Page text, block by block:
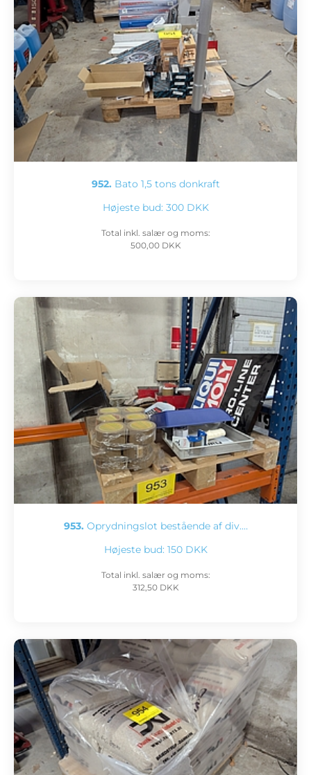
952. Bato 1,5 tons donkraft
Højeste bud: 300 DKK
Total inkl. salær og moms:
500,00 DKK
953. Oprydningslot bestående af div.…
Højeste bud: 150 DKK
Total inkl. salær og moms:
312,50 DKK